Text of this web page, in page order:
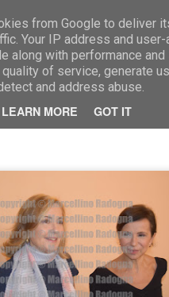
from Google to deliver
Your IP address and user-
along with performance
of service, generate
and address abuse.
LEARN MORE GOT IT
Palombelli e Barbara